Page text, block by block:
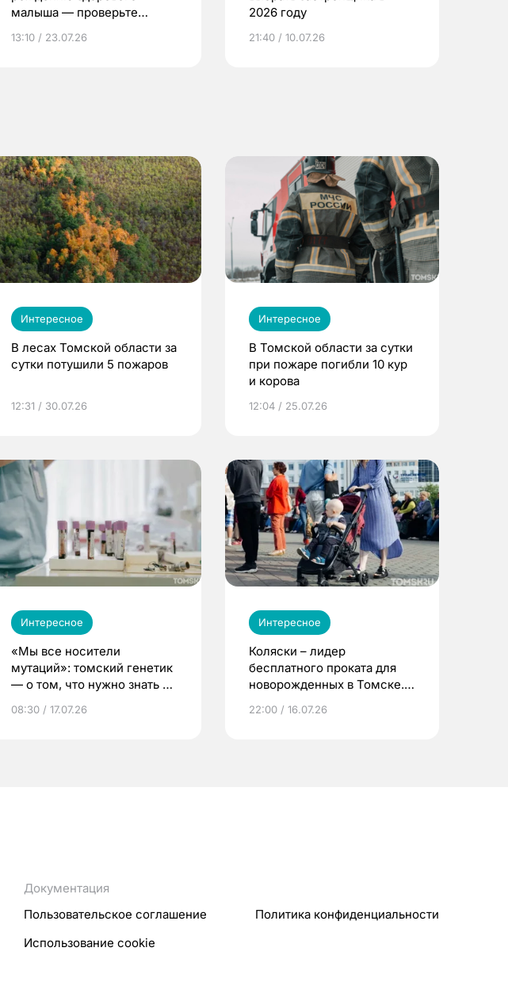
малыша — проверьте
по ОМС!
13:10 / 23.07.26
2026 году
21:40 / 10.07.26
Интересное
В лесах Томской области за
сутки потушили 5 пожаров
12:31 / 30.07.26
Интересное
В Томской области за сутки
при пожаре погибли 10 кур
и корова
12:04 / 25.07.26
Интересное
«Мы все носители
мутаций»: томский генетик
— о том, что нужно знать до
08:30 / 17.07.26
Интересное
Коляски – лидер
бесплатного проката для
новорожденных в Томске.
22:00 / 16.07.26
Документация
Пользовательское соглашение
Политика конфиденциальности
Использование cookie